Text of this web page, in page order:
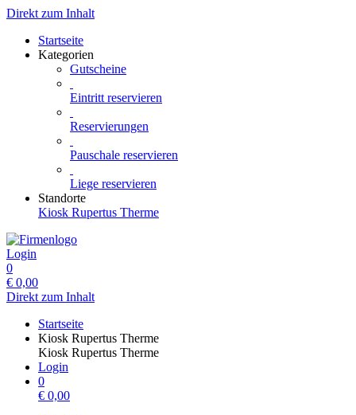
Direkt zum Inhalt
Startseite
Kategorien
Gutscheine
Eintritt reservieren
Reservierungen
Pauschale reservieren
Liege reservieren
Standorte
Kiosk Rupertus Therme
Login
0
€ 0,00
Direkt zum Inhalt
Startseite
Kiosk Rupertus Therme
Kiosk Rupertus Therme
Login
0
€ 0,00